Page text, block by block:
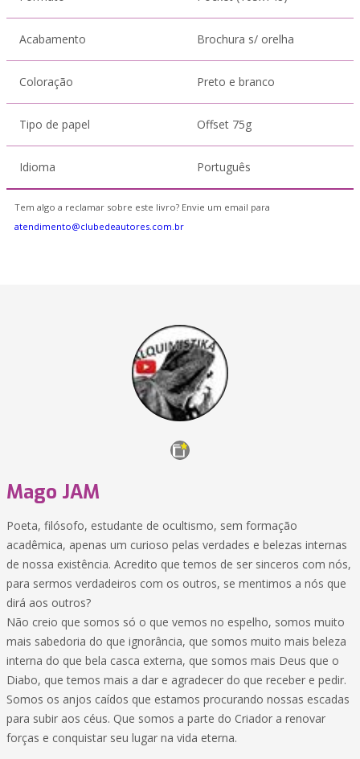
Acabamento Brochura s/ orelha
Coloração Preto e branco
Tipo de papel Offset 75g
Idioma Português
Tem algo a reclamar sobre este livro? Envie um email para
atendimento@clubedeautores.com.br
Mago JAM
Poeta, filósofo, estudante de ocultismo, sem formação
acadêmica, apenas um curioso pelas verdades e belezas internas
de nossa existência. Acredito que temos de ser sinceros com nós,
para sermos verdadeiros com os outros, se mentimos a nós que
dirá aos outros?
Não creio que somos só o que vemos no espelho, somos muito
mais sabedoria do que ignorância, que somos muito mais beleza
interna do que bela casca externa, que somos mais Deus que o
Diabo, que temos mais a dar e agradecer do que receber e pedir.
Somos os anjos caídos que estamos procurando nossas escadas
para subir aos céus. Que somos a parte do Criador a renovar
forças e conquistar seu lugar na vida eterna.